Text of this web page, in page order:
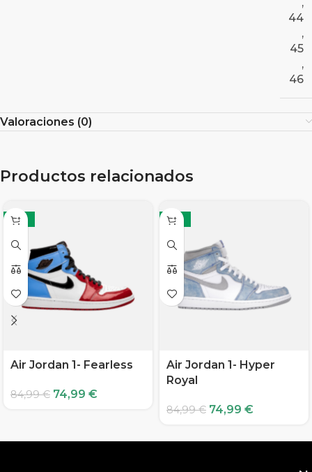
,
44
,
45
,
46
Valoraciones (0)
Productos relacionados
-12%
Air Jordan 1- Fearless
84,99€ 74,99 €
-12%
Air Jordan 1- Hyper
Royal
84,99€ 74,99 €